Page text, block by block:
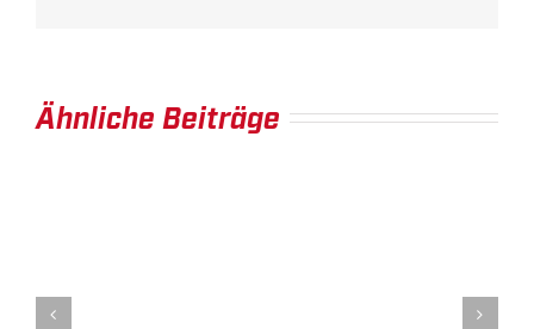
Ähnliche Beiträge